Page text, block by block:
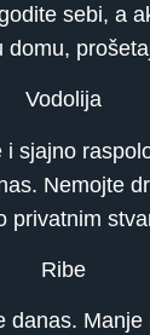
sebi, a
domu,
Vodolija
i sjajno
Nemojte
privatnim
Ribe
danas. Manje